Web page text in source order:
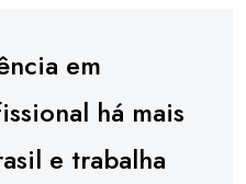
em
há mais
e trabalha